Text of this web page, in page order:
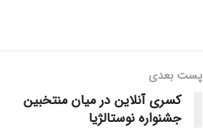
پست‌ بعدی
کسری آنلاین در میان منتخبین
جشنواره نوستالژیا